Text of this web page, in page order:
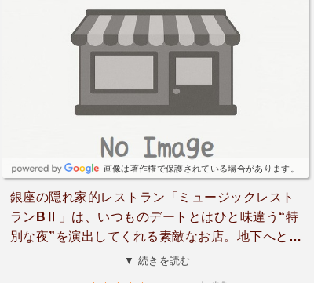
ンナップ。タマゴサンドは厚めでやわらかなパン
が印象的。フライドポテトは香りがしっかり立っ
ており、つまみに最適でした。タルタルは定番の
す。ドリンクは飲み放題（¥3,000）を追加。スパ
ークリングワインやビールも対象で、演奏を聞き
の途中でバースデー演出が入る場面もあり、記念
日利用にも向いていそうです。ライブと食事を気
軽に楽しめるバーとして素敵な場所でした！ごち
そうさまでした。
画像は著作権で保護されている場合があります。
銀座の隠れ家的レストラン「ミュージックレスト
ランBⅡ」は、いつものデートとはひと味違う“特
別な夜”を演出してくれる素敵なお店。地下へと続
く階段を降りると、そこはまるで別世界。薄暗く
▼ 続きを読む